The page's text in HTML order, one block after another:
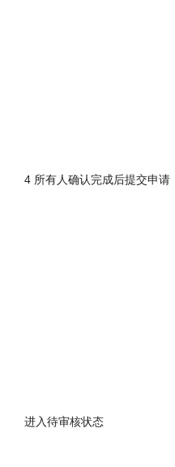
4 所有人确认完成后提交申请
进入待审核状态